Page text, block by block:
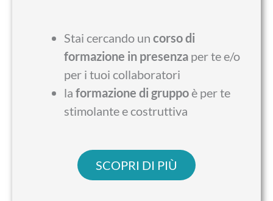
Stai cercando un corso di
formazione in presenza per te e/o
per i tuoi collaboratori
la formazione di gruppoè per te
stimolante e costruttiva
SCOPRI DI PIÙ